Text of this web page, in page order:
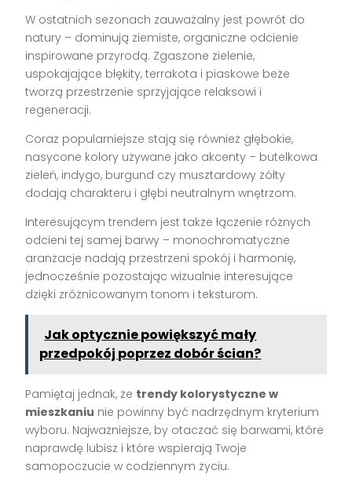
W ostatnich sezonach zauważalny jest powrót do
natury – dominują ziemiste, organiczne odcienie
inspirowane przyrodą. Zgaszone zielenie,
uspokajające błękity, terrakota i piaskowe beże
tworzą przestrzenie sprzyjające relaksowi i
regeneracji.
Coraz popularniejsze stają się również głębokie,
nasycone kolory używane jako akcenty – butelkowa
zieleń, indygo, burgund czy musztardowy żółty
dodają charakteru i głębi neutralnym wnętrzom.
Interesującym trendem jest także łączenie różnych
odcieni tej samej barwy – monochromatyczne
aranżacje nadają przestrzeni spokój i harmonię,
jednocześnie pozostając wizualnie interesujące
dzięki zróżnicowanym tonom i teksturom.
Jak optycznie powiększyć mały
przedpokój poprzez dobór ścian?
Pamiętaj jednak, że trendy kolorystyczne w
mieszkaniu nie powinny być nadrzędnym kryterium
wyboru. Najważniejsze, by otaczać się barwami, które
naprawdę lubisz i które wspierają Twoje
samopoczucie w codziennym życiu.